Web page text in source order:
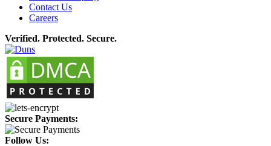
Contact Us
Careers
Verified. Protected. Secure.
Secure Payments:
Follow Us: